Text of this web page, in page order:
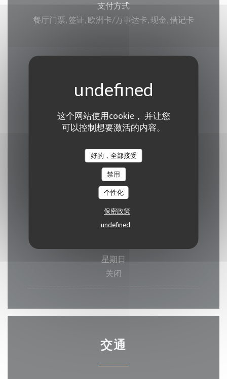
这个网站使用cookie， 并让您
可以控制想要激活的内容。
好的，全部接受
禁用
个性化
保密政策
undefined
支付方式
餐厅门票, 签证, 欧洲卡/万事达卡, 现金, 借记卡
星期一
星-星
12:00 - 14:00 • 19:00 - 22:00
星-星
12:00 - 15:00 • 19:00 - 23:00
星期日
关闭
交通